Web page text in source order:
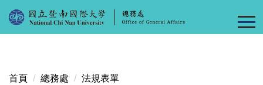
跳
到
主
容
首頁 總務處 法規表單